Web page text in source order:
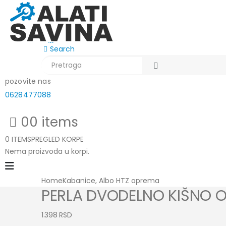
Search
pozovite nas
0628477088
00 items
0 ITEMSPREGLED KORPE
Nema proizvoda u korpi.
HomeKabanice, Albo HTZ oprema
PERLA DVODELNO KIŠNO
1.398RSD